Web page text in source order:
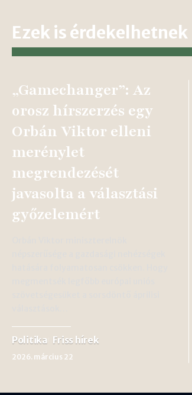
Ezek is érdekelhetnek
„Gamechanger”: Az
orosz hírszerzés egy
Orbán Viktor elleni
merénylet
megrendezését
javasolta a választási
győzelemért
Politika Friss hírek
2026. március 22